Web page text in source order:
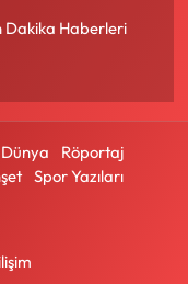
Dakika Haberleri
Dünya
Röportaj
Spor Yazıları